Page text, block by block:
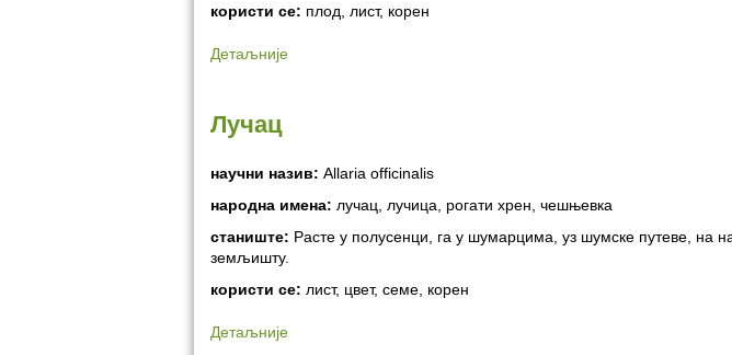
користи се: плод, лист, корен
Детаљније
Лучац
научни назив: Allaria officinalis
народна имена: лучац, лучица, рогати хрен, чешњевка
станиште: Расте у полусенци, га у шумарцима, уз шумске путеве, на
земљишту.
користи се: лист, цвет, семе, корен
Детаљније